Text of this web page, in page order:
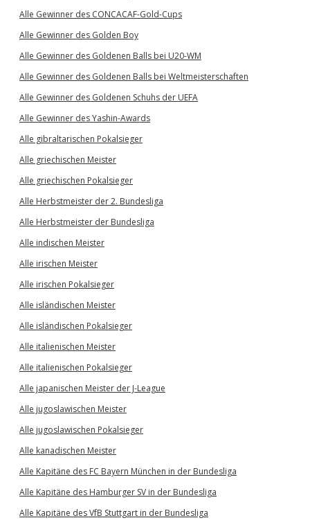
Alle Gewinner des CONCACAF-Gold-Cups
Alle Gewinner des Golden Boy
Alle Gewinner des Goldenen Balls bei U20-WM
Alle Gewinner des Goldenen Balls bei Weltmeisterschaften
Alle Gewinner des Goldenen Schuhs der UEFA
Alle Gewinner des Yashin-Awards
Alle gibraltarischen Pokalsieger
Alle griechischen Meister
Alle griechischen Pokalsieger
Alle Herbstmeister der 2. Bundesliga
Alle Herbstmeister der Bundesliga
Alle indischen Meister
Alle irischen Meister
Alle irischen Pokalsieger
Alle isländischen Meister
Alle isländischen Pokalsieger
Alle italienischen Meister
Alle italienischen Pokalsieger
Alle japanischen Meister der J-League
Alle jugoslawischen Meister
Alle jugoslawischen Pokalsieger
Alle kanadischen Meister
Alle Kapitäne des FC Bayern München in der Bundesliga
Alle Kapitäne des Hamburger SV in der Bundesliga
Alle Kapitäne des VfB Stuttgart in der Bundesliga